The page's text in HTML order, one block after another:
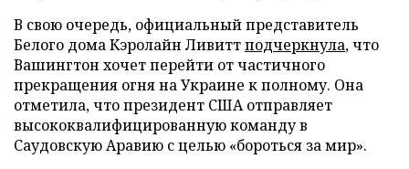
В свою очередь, официальный представитель
Белого дома Кэролайн Ливиттподчеркнула, что
Вашингтон хочет перейти от частичного
прекращения огня на Украине к полному. Она
отметила, что президент США отправляет
высококвалифицированную команду в
Саудовскую Аравию с целью «бороться за мир».